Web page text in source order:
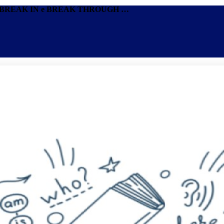
Aprenda a usar os phrasal verbs BREAK DOWN, BREAK UP, BREAK IN e BREAK THROUGH em inglês - Idiomas - Blog